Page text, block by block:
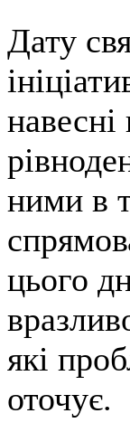
Дату
ними в
цього
які
оточує.